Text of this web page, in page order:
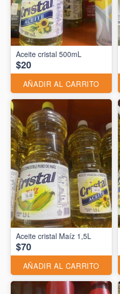
Aceite cristal 500mL
$20
AÑADIR AL CARRITO
Aceite cristal Maíz 1,5L
$70
AÑADIR AL CARRITO